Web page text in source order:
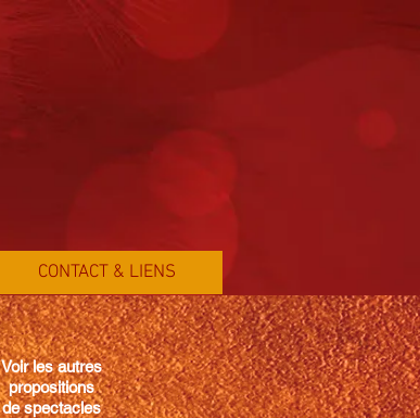
CONTACT & LIENS
Voir les autres
propositions
de spectacles